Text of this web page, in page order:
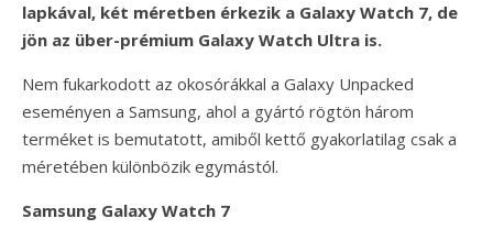
lapkával, két méretben érkezik a Galaxy Watch 7, de
jön az über-prémium Galaxy Watch Ultra is.
Nem fukarkodott az okosórákkal a Galaxy Unpacked
eseményen a Samsung, ahol a gyártó rögtön három
terméket is bemutatott, amiből kettő gyakorlatilag csak a
méretében különbözik egymástól.
Samsung Galaxy Watch 7